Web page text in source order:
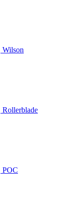
Wilson
Rollerblade
POC